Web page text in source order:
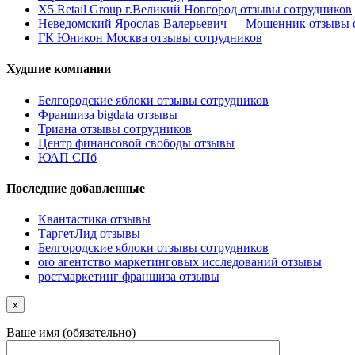
X5 Retail Group г.Великий Новгород отзывы сотрудников
Неведомский Ярослав Валерьевич — Мошенник отзывы
ГК Юникон Москва отзывы сотрудников
Худшие компании
Белгородские яблоки отзывы сотрудников
Франшиза bigdata отзывы
Триана отзывы сотрудников
Центр финансовой свободы отзывы
ЮАП СПб
Последние добавленные
Квантастика отзывы
ТаргетЛид отзывы
Белгородские яблоки отзывы сотрудников
oro агентство маркетинговых исследований отзывы
ростмаркетинг франшиза отзывы
x
Ваше имя (обязательно)